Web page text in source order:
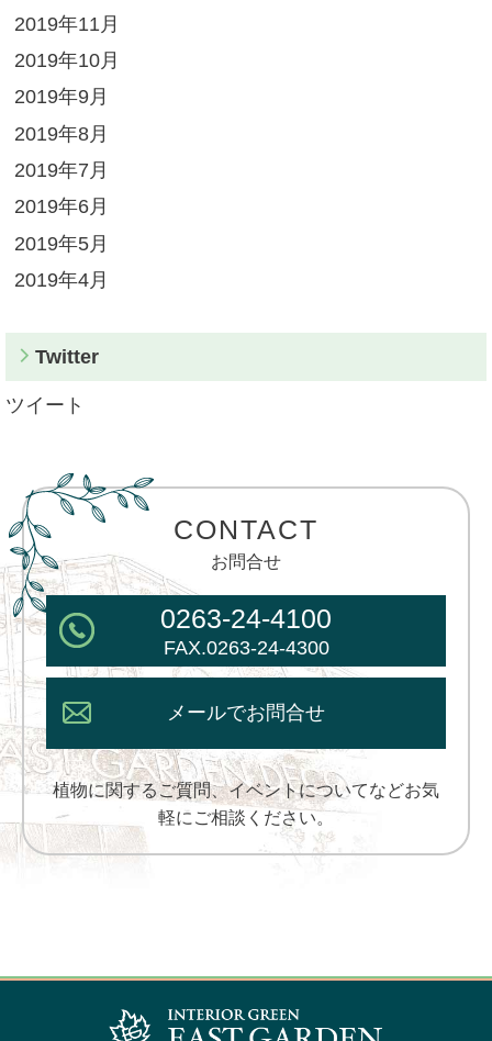
2019年11月
2019年10月
2019年9月
2019年8月
2019年7月
2019年6月
2019年5月
2019年4月
Twitter
ツイート
CONTACT
お問合せ
0263-24-4100
FAX.0263-24-4300
メールでお問合せ
植物に関するご質問、イベントについてなどお気
軽にご相談ください。